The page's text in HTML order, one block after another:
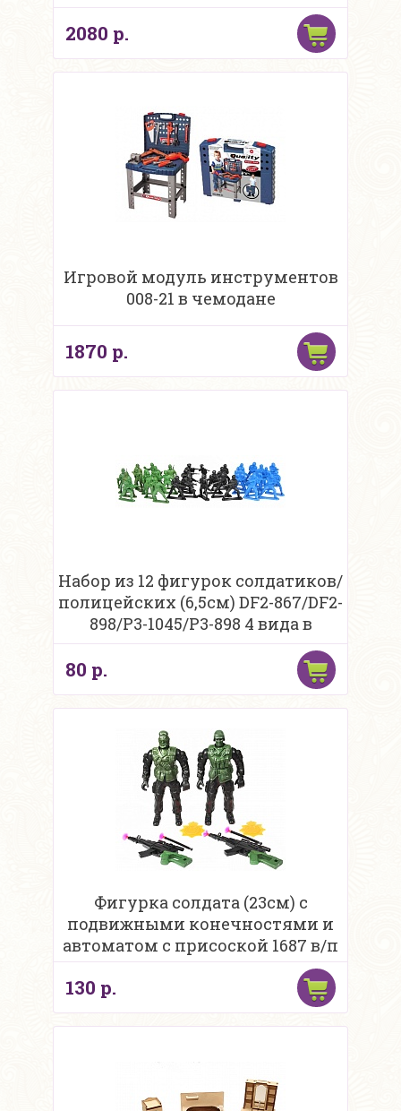
2080 р.
Игровой модуль инструментов
008-21 в чемодане
1870 р.
Набор из 12 фигурок солдатиков/
полицейских (6,5см) DF2-867/DF2-
898/P3-1045/P3-898 4 вида в
ассортиме
80 р.
Фигурка солдата (23см) с
подвижными конечностями и
автоматом с присоской 1687 в/п
130 р.